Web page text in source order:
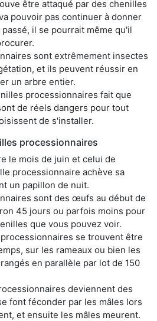
être attaqué par des chenilles
pouvoir pas continuer à donner
il se pourrait même qu'il
sont extrêmement insectes
et ils peuvent réussir en
un arbre entier.
processionnaires fait que
de réels dangers pour tout
de s'installer.
processionnaires
le mois de juin et celui de
processionnaire achève sa
un papillon de nuit.
sont des œufs au début de
45 jours ou parfois moins pour
que vous pouvez voir.
se trouvent être
sur les rameaux ou bien les
en parallèle par lot de 150
deviennent des
font féconder par les mâles lors
et ensuite les mâles meurent.